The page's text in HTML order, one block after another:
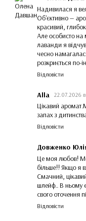
Надивилася я
Об'єктивно —
красивий,
Але особисто на
лаванди я
чесно
розкриється по-
Відповісти
Alla 22.07.2026
Цікавий
запах з
Відповісти
Довженко
Це моя любов!
більше!! Якщо я
Смачний,
шлейф.. В ньому
свого оточення
Відповісти